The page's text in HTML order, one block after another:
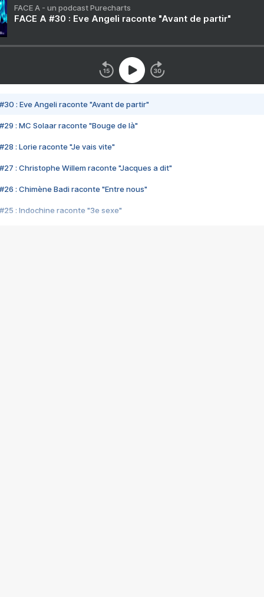
FACE A - un podcast Purecharts
FACE A #30 : Eve Angeli raconte "Avant de partir"
#30 : Eve Angeli raconte "Avant de partir"
#29 : MC Solaar raconte "Bouge de là"
#28 : Lorie raconte "Je vais vite"
#27 : Christophe Willem raconte "Jacques a dit"
#26 : Chimène Badi raconte "Entre nous"
#25 : Indochine raconte "3e sexe"